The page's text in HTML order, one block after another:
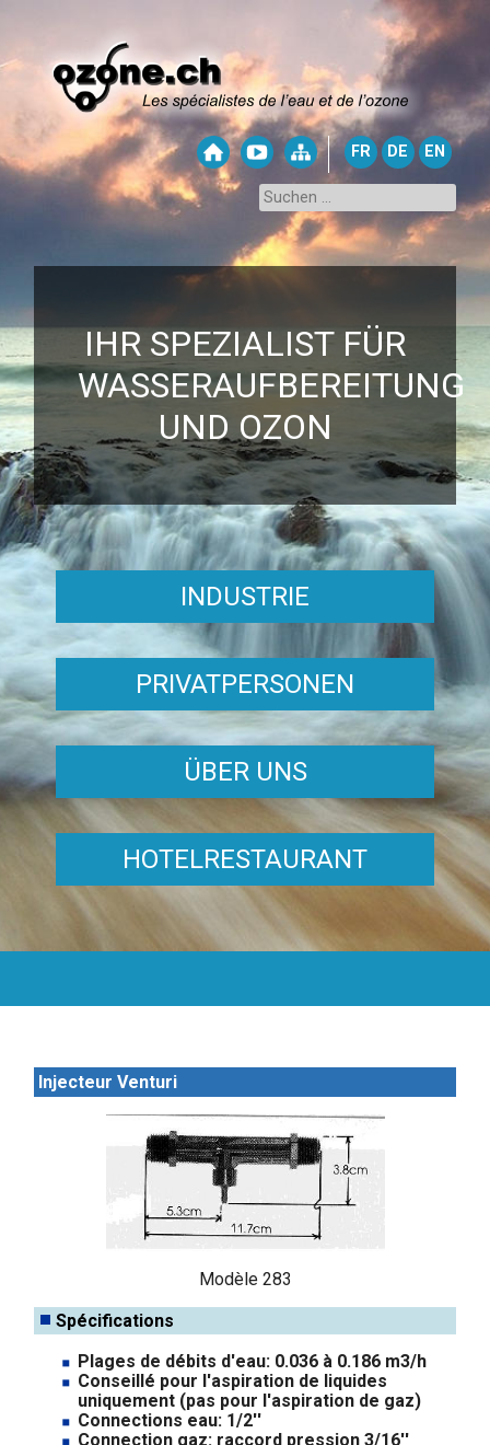
FR DE EN
IHR SPEZIALIST FÜR
WASSERAUFBEREITUNG
UND OZON
INDUSTRIE
PRIVATPERSONEN
ÜBER UNS
HOTELRESTAURANT
Injecteur Venturi
Modèle 283
Spécifications
Plages de débits d'eau: 0.036 à 0.186 m3/h
Conseillé pour l'aspiration de liquides
uniquement (pas pour l'aspiration de gaz)
Connections eau: 1/2''
Connection gaz: raccord pression 3/16''